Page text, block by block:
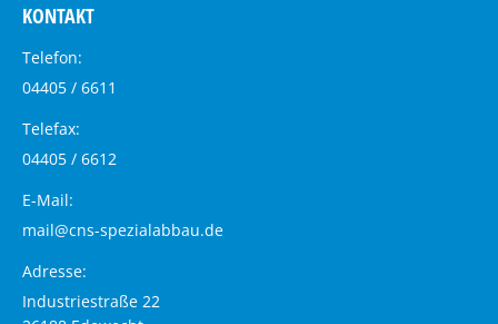
KONTAKT
Telefon:
04405 / 6611
Telefax:
04405 / 6612
E-Mail:
mail@cns-spezialabbau.de
Adresse:
Industriestraße 22